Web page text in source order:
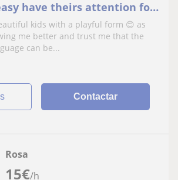
have theirs attention for
I do naturally love them.
kids with a playful form 😊 as
me better and trust me that the
can be...
Contactar
15€/h
Rosa